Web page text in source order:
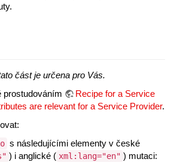
část je určena pro Vás.
prostudováním
Recipe for a Service
are relevant for a Service Provider.
s následujícími elementy v české
) i anglické ( xml:lang="en" ) mutaci: